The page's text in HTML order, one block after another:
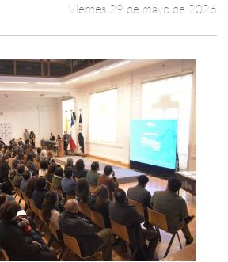
Viernes 29 de mayo de 2026